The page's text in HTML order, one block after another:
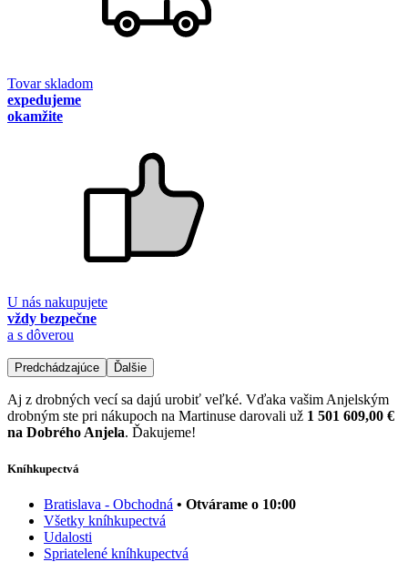
Tovar skladom
expedujeme
okamžite
U nás nakupujete
vždy bezpečne
a s dôverou
Predchádzajúce Ďalšie
Aj z drobných vecí sa dajú urobiť veľké. Vďaka vašim Anjelským
drobným ste pri nákupoch na Martinuse darovali už 1 501 609,00 €
na Dobrého Anjela. Ďakujeme!
Kníhkupectvá
Bratislava - Obchodná • Otvárame o 10:00
Všetky kníhkupectvá
Udalosti
Spriatelené kníhkupectvá